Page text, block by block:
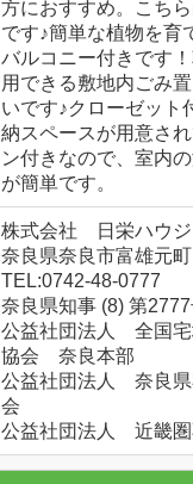
方におすすめ。こち
です♪簡単な植物を育
バルコニー付きです
用できる敷地内ごみ
いです♪クローゼット
納スペースが用意さ
ン付きなので、室内
が簡単です。
株式会社 日栄ハウジ
奈良県奈良市富雄元
TEL:0742-48-0777
奈良県知事 (8) 第
公益社団法人 全国宅
協会 奈良本部
公益社団法人 奈良県
会
公益社団法人 近畿圏